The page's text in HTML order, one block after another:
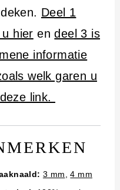
Deel 1
hier endeel 3 is
informatie
welk garen u
link.
3 mm ,4 mm